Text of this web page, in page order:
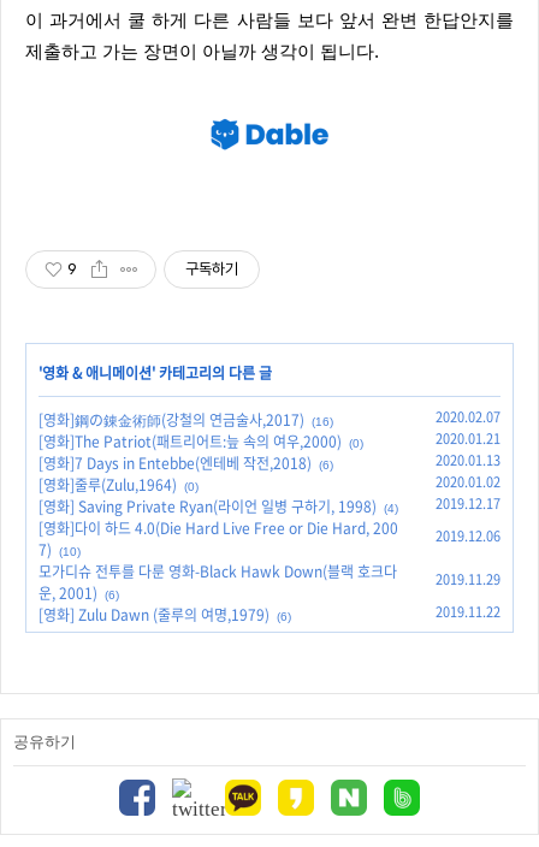
이 과거에서 쿨 하게 다른 사람들 보다 앞서 완변 한답안지를
제출하고 가는 장면이 아닐까 생각이 됩니다.
9 구독하기
'영화 & 애니메이션' 카테고리의 다른 글
[영화]鋼の錬金術師(강철의 연금술사,2017) (16) 2020.02.07
[영화]The Patriot(패트리어트:늪 속의 여우,2000) (0) 2020.01.21
[영화]7 Days in Entebbe(엔테베 작전,2018) (6) 2020.01.13
[영화]줄루(Zulu,1964) (0) 2020.01.02
[영화] Saving Private Ryan(라이언 일병 구하기, 1998) (4) 2019.12.17
[영화]다이 하드 4.0(Die Hard Live Free or Die Hard, 200
7)
(10)
2019.12.06
모가디슈 전투를 다룬 영화-Black Hawk Down(블랙 호크다
운, 2001)
(6)
2019.11.29
[영화] Zulu Dawn (줄루의 여명,1979) (6) 2019.11.22
공유하기